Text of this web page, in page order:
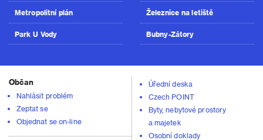
Metropolitní plán
Park U Vody
Železnice na letiště
Bubny-Zátory
Občan
Nahlásit problém
Zeptat se
Objednat se on-line
Úřední deska
Czech POINT
Byty, nebytové prostory
a majetek
Osobní doklady